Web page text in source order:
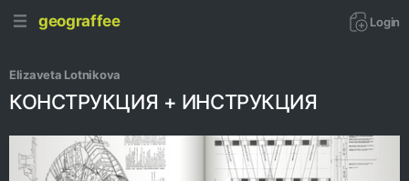
geograffee Login
Elizaveta Lotnikova
КОНСТРУКЦИЯ + ИНСТРУКЦИЯ